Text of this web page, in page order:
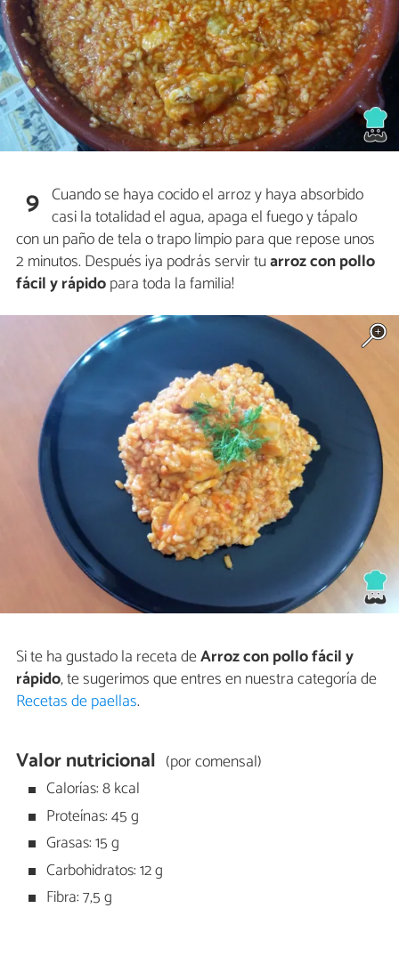
9 Cuando se haya cocido el arroz y haya absorbido
casi la totalidad el agua, apaga el fuego y tápalo
con un paño de tela o trapo limpio para que repose unos
2 minutos. Después ¡ya podrás servir tuarroz con pollo
fácil y rápidopara toda la familia!
Si te ha gustado la receta deArroz con pollo fácil y
rápido, te sugerimos que entres en nuestra categoría de
Recetas de paellas.
Valor nutricional (por comensal)
Calorías: 8 kcal
Proteínas: 45 g
Grasas: 15 g
Carbohidratos: 12 g
Fibra: 7,5 g